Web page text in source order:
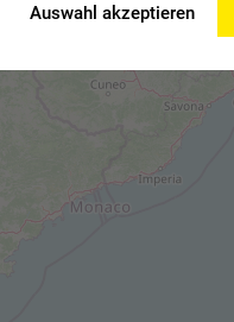
Auswahl akzeptieren